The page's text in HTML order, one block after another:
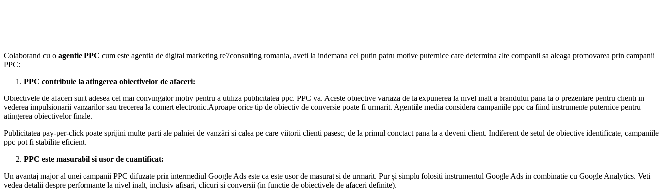
Colaborand cu o agentie PPC cum este agentia de digital marketing re7consulting romania, aveti la indemana cel putin patru motive puternice care determina alte companii sa aleaga promovarea prin campanii
PPC:
PPC contribuie la atingerea obiectivelor de afaceri:
Obiectivele de afaceri sunt adesea cel mai convingator motiv pentru a utiliza publicitatea ppc. PPC vă. Aceste obiective variaza de la expunerea la nivel inalt a brandului pana la o prezentare pentru clienti in
vederea impulsionarii vanzarilor sau trecerea la comert electronic.Aproape orice tip de obiectiv de conversie poate fi urmarit. Agentiile media considera campaniile ppc ca fiind instrumente puternice pentru
atingerea obiectivelor finale.
Publicitatea pay-per-click poate sprijini multe parti ale palniei de vanzări si calea pe care viitorii clienti pasesc, de la primul conctact pana la a deveni client. Indiferent de setul de obiective identificate, campaniile
ppc pot fi stabilite eficient.
PPC este masurabil si usor de cuantificat:
Un avantaj major al unei campanii PPC difuzate prin intermediul Google Ads este ca este usor de masurat si de urmarit. Pur și simplu folositi instrumentul Google Ads in combinatie cu Google Analytics. Veti
vedea detalii despre performante la nivel inalt, inclusiv afisari, clicuri si conversii (in functie de obiectivele de afaceri definite).